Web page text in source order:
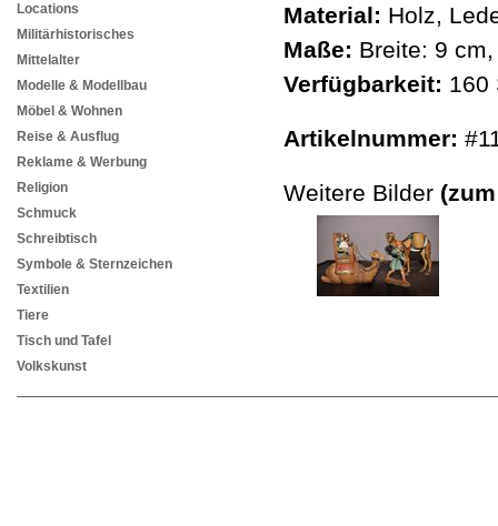
Locations
Militärhistorisches
Mittelalter
Modelle & Modellbau
Möbel & Wohnen
Reise & Ausflug
Reklame & Werbung
Religion
Schmuck
Schreibtisch
Symbole & Sternzeichen
Textilien
Tiere
Tisch und Tafel
Volkskunst
Material: Holz,
Maße: Breite: 9
Verfügbarkeit: 160
Artikelnummer:
Weitere Bilder